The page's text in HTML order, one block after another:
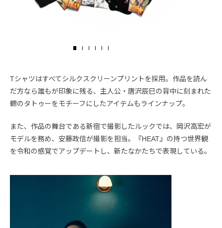
Tシャツはすべてシルクスクリーンプリントを採用。作品を読ん
だ方なら誰もが印象に残る、主人公・唐沢辰巳の背中に刻まれた
鶴のタトゥーをモチーフにしたアイテムもラインナップ。
また、作品の舞台である新宿で撮影したルックでは、岡沢高宏が
モデルを務め、安藤政信が撮影を担当。『HEAT』の持つ世界観
を令和の感覚でアップデートし、新たなかたちで表現している。